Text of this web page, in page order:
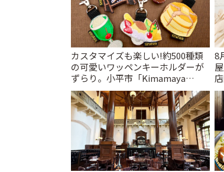
カスタマイズも楽しい!約500種類
の可愛いワッペンキーホルダーが
ずらり。小平市「Kimamaya
T&K」 | ことりっぷ
8